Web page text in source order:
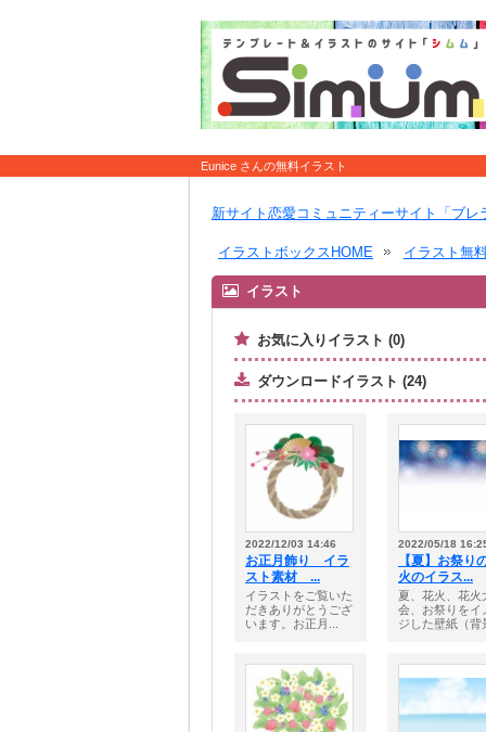
Eunice さんの無料イラスト
新サイト恋愛コミュニティーサイト「ブレ
イラストボックスHOME イラスト無
イラスト
お気に入りイラスト (0)
ダウンロードイラスト (24)
2022/12/03 14:46
お正月飾り イラ
スト素材 ...
イラストをご覧いた
だきありがとうござ
います。お正月...
2022/05/18
【夏】お祭り
火のイラス...
夏、花火、花火
会、お祭りをイ
ジした壁紙（背